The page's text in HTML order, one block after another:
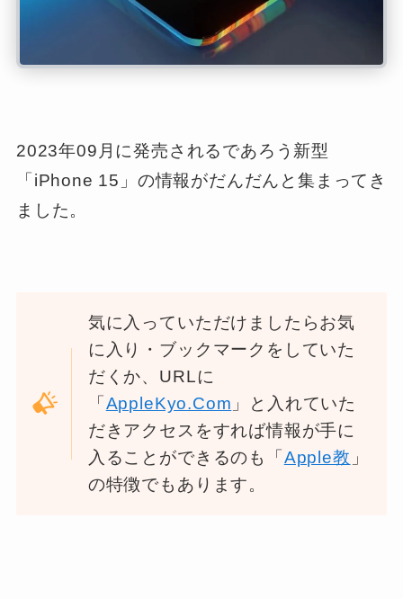
2023年09月に発売されるであろう新型
「iPhone 15」の情報がだんだんと集まってき
ました。
気に入っていただけましたらお気
に入り・ブックマークをしていた
だくか、URLに
「 AppleKyo.Com 」と入れていた
だきアクセスをすれば情報が手に
入ることができるのも「 Apple教 」
の特徴でもあります。